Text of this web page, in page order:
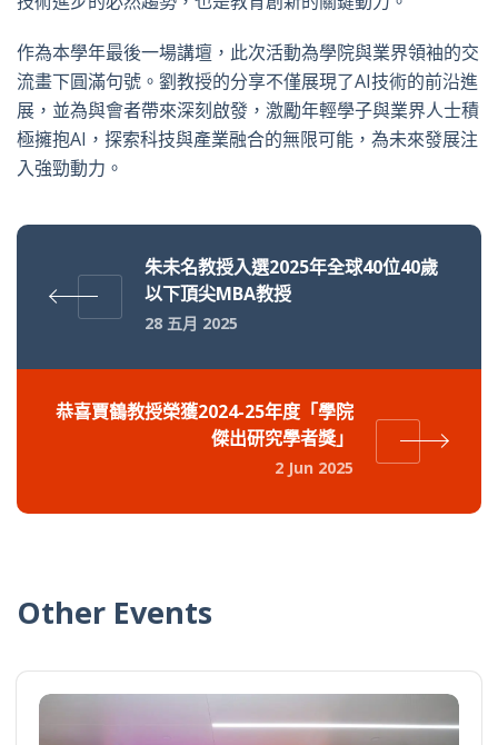
作為本學年最後一場講壇，此次活動為學院與業界領袖的交
流畫下圓滿句號。劉教授的分享不僅展現了AI技術的前沿進
展，並為與會者帶來深刻啟發，激勵年輕學子與業界人士積
極擁抱AI，探索科技與產業融合的無限可能，為未來發展注
入強勁動力。
朱未名教授入選2025年全球40位40歲
以下頂尖MBA教授
28 五月 2025
恭喜賈鶴教授榮獲2024-25年度「學院
傑出研究學者獎」
2 Jun 2025
Other Events